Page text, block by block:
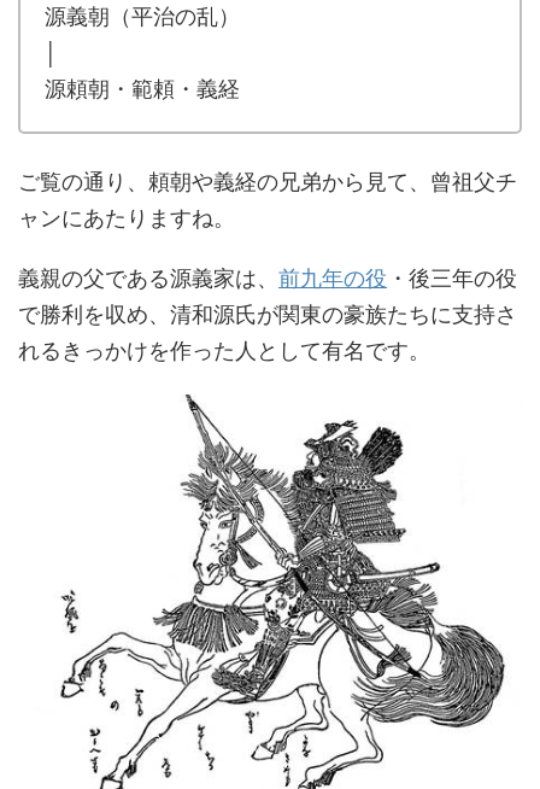
源義朝（平治の乱）
源頼朝・範頼・義経
ご覧の通り、頼朝や義経の兄弟から見て、曾祖父チ
ャンにあたりますね。
義親の父である源義家は、 前九年の役 ・後三年の役
で勝利を収め、清和源氏が関東の豪族たちに支持さ
れるきっかけを作った人として有名です。